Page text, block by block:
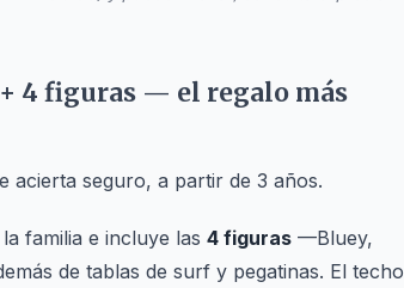
4 figuras — el regalo más
acierta seguro, a partir de 3 años.
familia e incluye las 4 figuras —Bluey,
de tablas de surf y pegatinas. El techo